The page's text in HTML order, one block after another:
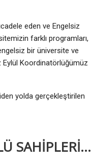
eden ve Engelsiz
farklı programları,
bir üniversite ve
Eylül Koordinatörlüğümüz
yolda gerçekleştirilen
DEÜ, ENGELSİZ ÜNİVERSİTE ÖDÜLLERİ’Nİ KUTLADI: 17 BAŞARI ÖDÜLÜ SAHİPLERİNE TESLİM EDİLDİ